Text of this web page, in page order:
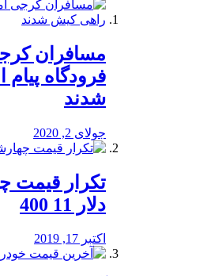
مسافران
فرودگاه
شدند
جولای 2, 2020
تکرار قیمت
دلار 11 400
اکتبر 17, 2019